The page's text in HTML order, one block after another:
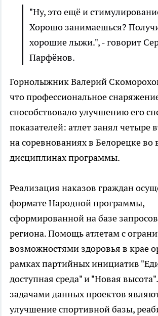
"Ну, это ещё и
Хорошо занимаешься?
хорошие лыжи.", - говорит
Парфёнов.
Горнолыжник Валерий
что профессиональное
способствовало улучшению его
показателей: атлет занял четыре
на соревнованиях в Белорецке во
дисциплинах программы.
Реализация наказов граждан
формате Народной программы,
сформированной на базе
региона. Помощь атлетам с
возможностями здоровья в крае
рамках партийных инициатив
доступная среда" и "Новая
задачами данных проектов
улучшение спортивной базы,